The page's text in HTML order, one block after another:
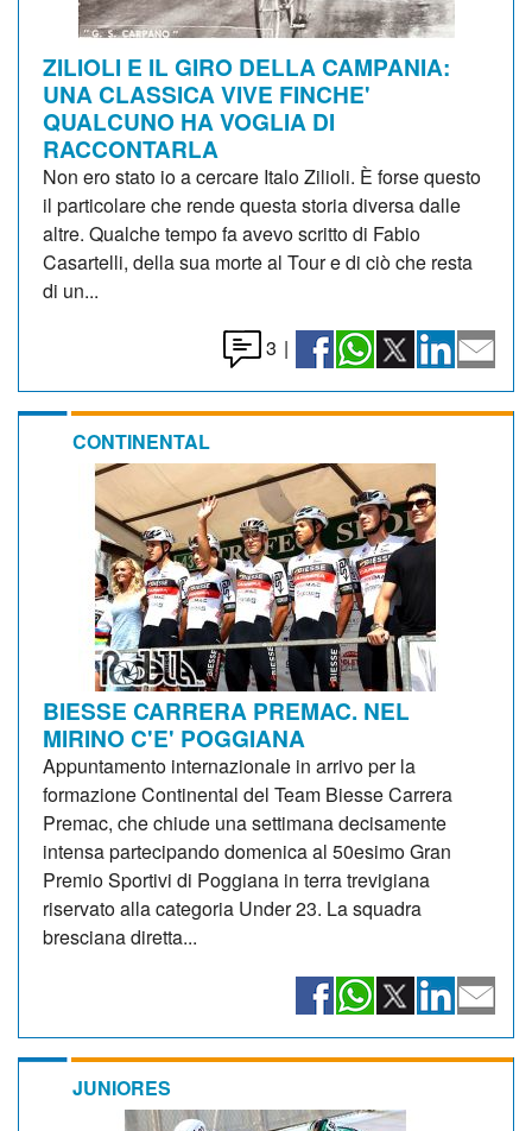
ZILIOLI E IL GIRO DELLA CAMPANIA:
UNA CLASSICA VIVE FINCHE'
QUALCUNO HA VOGLIA DI
RACCONTARLA
Non ero stato io a cercare Italo Zilioli. È forse questo
il particolare che rende questa storia diversa dalle
altre. Qualche tempo fa avevo scritto di Fabio
Casartelli, della sua morte al Tour e di ciò che resta
di un...
3 |
CONTINENTAL
BIESSE CARRERA PREMAC. NEL
MIRINO C'E' POGGIANA
Appuntamento internazionale in arrivo per la
formazione Continental del Team Biesse Carrera
Premac, che chiude una settimana decisamente
intensa partecipando domenica al 50esimo Gran
Premio Sportivi di Poggiana in terra trevigiana
riservato alla categoria Under 23. La squadra
bresciana diretta...
JUNIORES